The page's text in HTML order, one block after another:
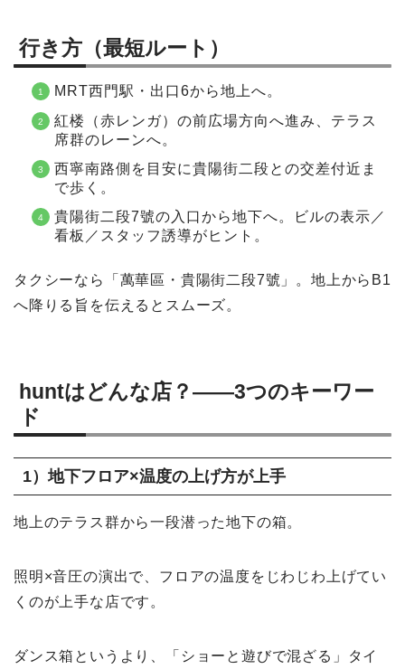
行き方（最短ルート）
MRT西門駅・出口6から地上へ。
紅楼（赤レンガ）の前広場方向へ進み、テラス
席群のレーンへ。
西寧南路側を目安に貴陽街二段との交差付近ま
で歩く。
貴陽街二段7號の入口から地下へ。ビルの表示／
看板／スタッフ誘導がヒント。
タクシーなら「萬華區・貴陽街二段7號」。地上からB1
へ降りる旨を伝えるとスムーズ。
huntはどんな店？——3つのキーワー
ド
1）地下フロア×温度の上げ方が上手
地上のテラス群から一段潜った地下の箱。
照明×音圧の演出で、フロアの温度をじわじわ上げてい
くのが上手な店です。
ダンス箱というより、「ショーと遊びで混ざる」タイ